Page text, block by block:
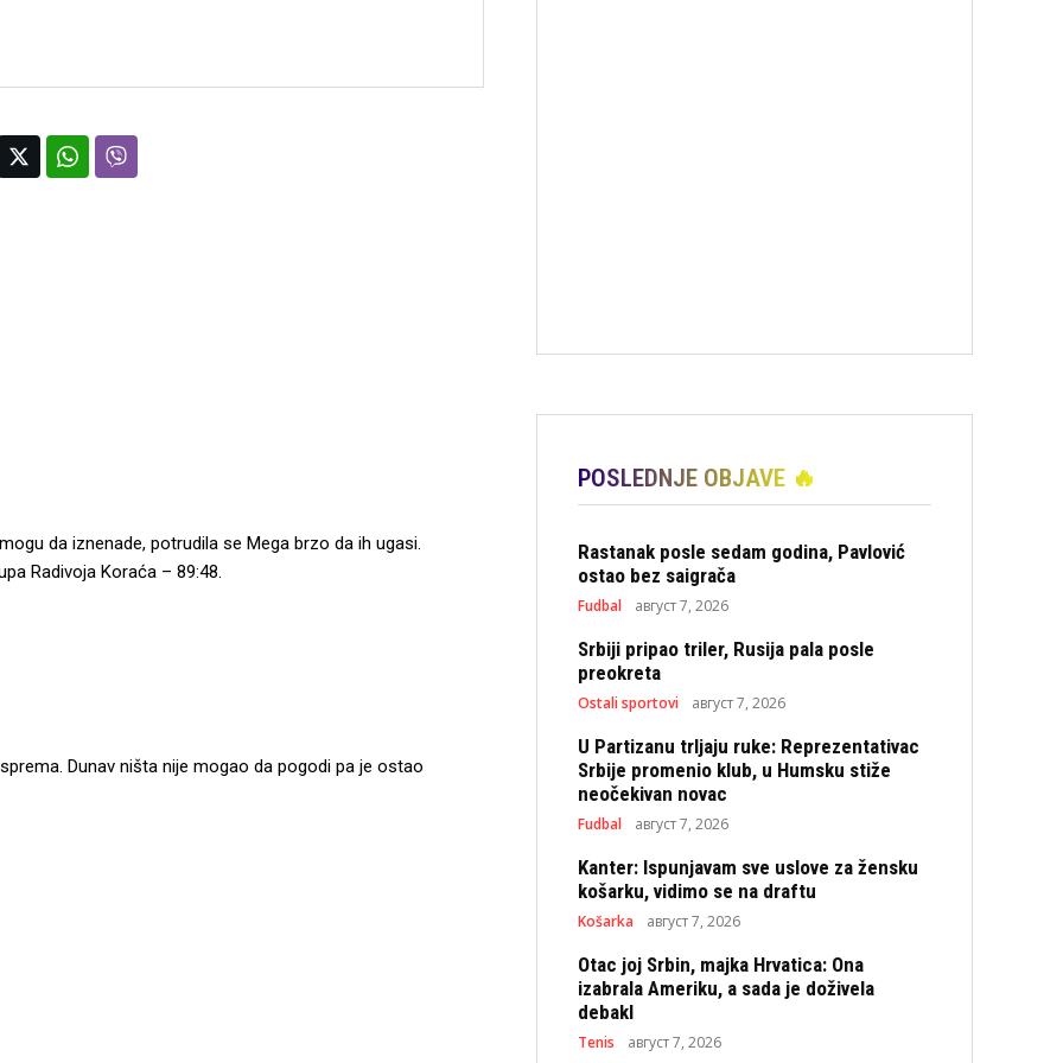
da iznenade, potrudila se Mega brzo da ih ugasi.
Radivoja Koraća – 89:48.
Dunav ništa nije mogao da pogodi pa je ostao
POSLEDNJE OBJAVE 🔥
Rastanak posle sedam godina, Pavlović
ostao bez saigrača
Fudbal август 7, 2026
Srbiji pripao triler, Rusija pala posle
preokreta
Ostali sportovi август 7, 2026
U Partizanu trljaju ruke: Reprezentativac
Srbije promenio klub, u Humsku stiže
neočekivan novac
Fudbal август 7, 2026
Kanter: Ispunjavam sve uslove za žensku
košarku, vidimo se na draftu
Košarka август 7, 2026
Otac joj Srbin, majka Hrvatica: Ona
izabrala Ameriku, a sada je doživela
debakl
Tenis август 7, 2026